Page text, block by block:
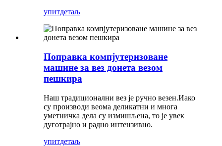
упитдетаљ
Поправка компјутеризоване
машине за вез донета везом
пешкира
Наш традиционални вез је ручно везен.Иако
су производи веома деликатни и многа
уметничка дела су измишљена, то је увек
дуготрајно и радно интензивно.
упитдетаљ